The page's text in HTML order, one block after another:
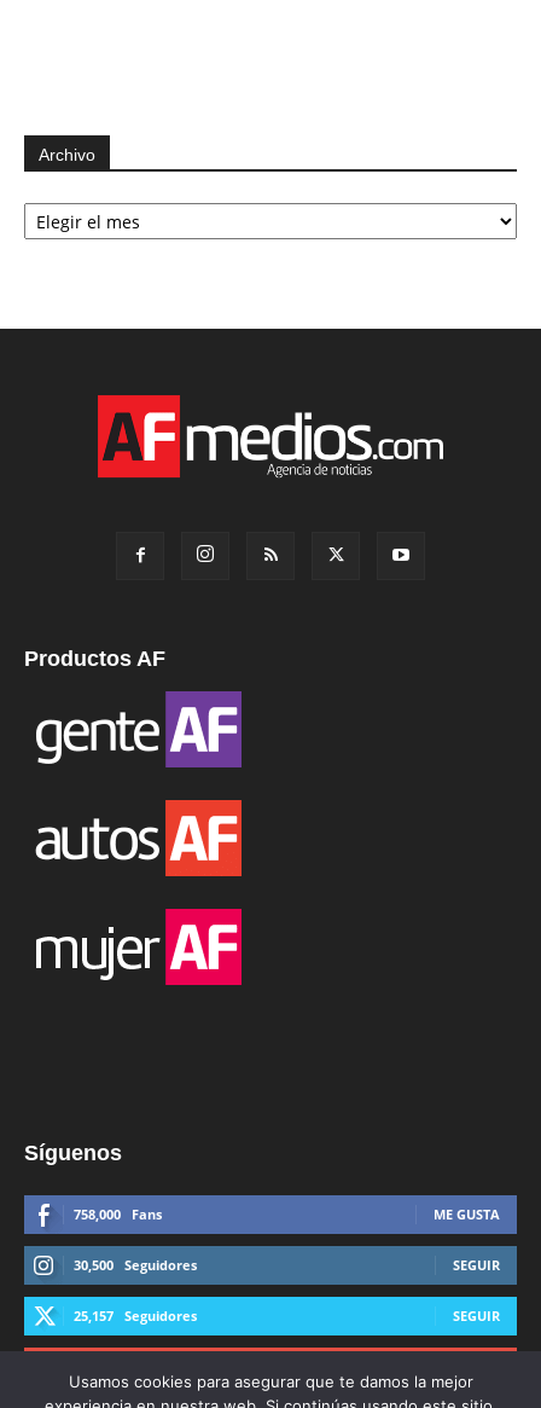
Archivo
Archivo
Productos AF
Síguenos
758,000 Fans ME GUSTA
30,500 Seguidores SEGUIR
25,157 Seguidores SEGUIR
Usamos cookies para asegurar que te damos la mejor